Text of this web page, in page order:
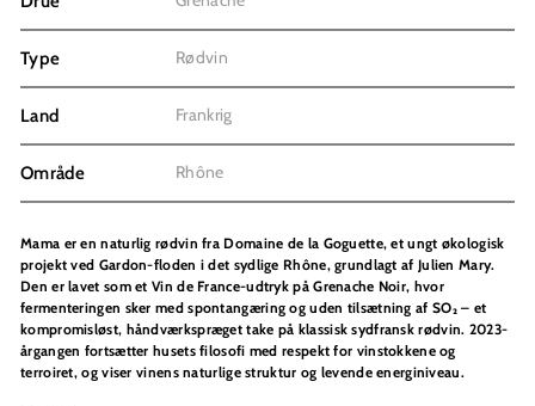
Type Rødvin
Land Frankrig
Område Rhône
Mama er en naturlig rødvin fra Domaine de la Goguette, et ungt økologisk
projekt ved Gardon-floden i det sydlige Rhône, grundlagt af Julien Mary.
Den er lavet som et Vin de France-udtryk på Grenache Noir, hvor
fermenteringen sker med spontangæring og uden tilsætning af SO₂ – et
kompromisløst, håndværkspræget take på klassisk sydfransk rødvin. 2023-
årgangen fortsætter husets filosofi med respekt for vinstokkene og
terroiret, og viser vinens naturlige struktur og levende energiniveau.